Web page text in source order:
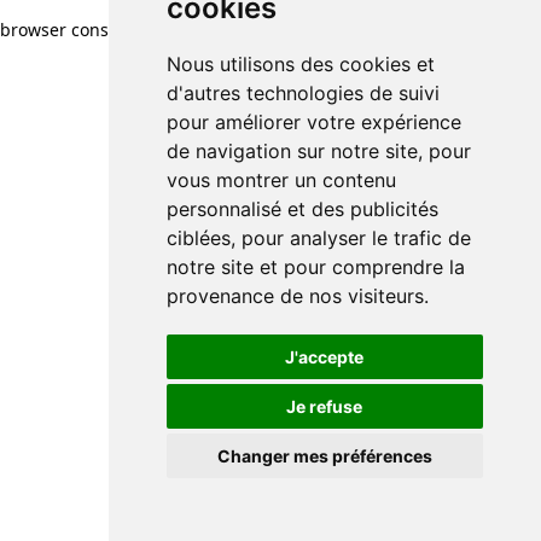
cookies
Nous utilisons des cookies et
d'autres technologies de suivi
pour améliorer votre expérience
de navigation sur notre site, pour
vous montrer un contenu
personnalisé et des publicités
ciblées, pour analyser le trafic de
notre site et pour comprendre la
provenance de nos visiteurs.
J'accepte
Je refuse
Changer mes préférences
browser console for more information)